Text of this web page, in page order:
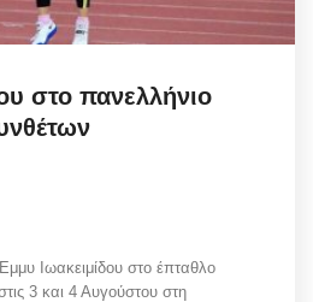
στο πανελλήνιο
Ιωακειμίδου στο έπταθλο
3 και 4 Αυγούστου στη